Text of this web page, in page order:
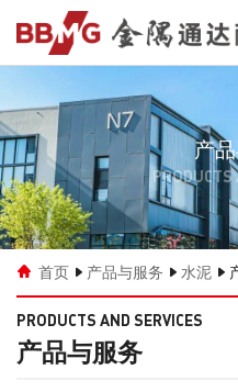
产
PRODUCTS
首页 产品与服务 水泥
PRODUCTS AND SERVICES
产品与服务